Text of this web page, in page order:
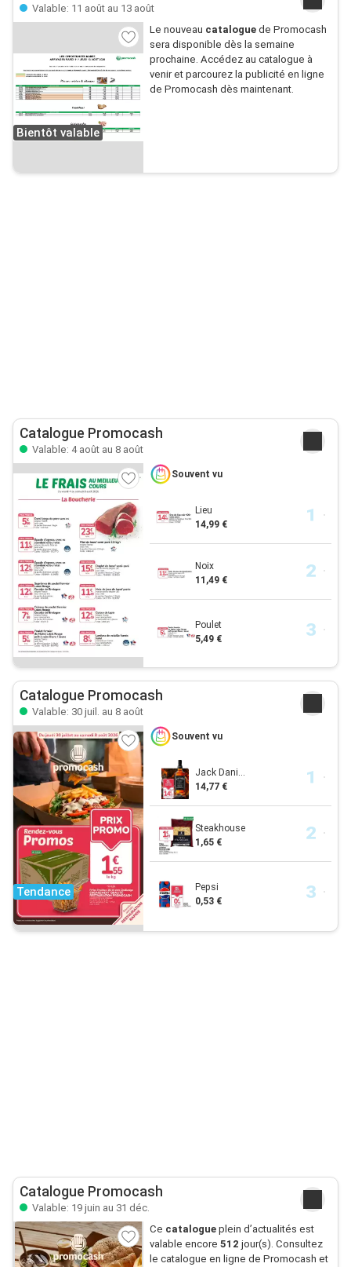
Valable: 11 août au 13 août
Bientôt valable
Le nouveau cataloguede Promocash
sera disponible dès la semaine
prochaine. Accédez au catalogue à
venir et parcourez la publicité en ligne
de Promocash dès maintenant.
Catalogue Promocash
Valable: 4 août au 8 août
Souvent vu
Lieu
14,99 €
Noix
11,49 €
Poulet
5,49 €
Catalogue Promocash
Valable: 30 juil. au 8 août
Tendance
Souvent vu
Jack Dani...
14,77 €
Steakhouse
1,65 €
Pepsi
0,53 €
Catalogue Promocash
Valable: 19 juin au 31 déc.
Ce catalogueplein d’actualités est
valable encore 512 jour(s). Consultez
le catalogue en ligne de Promocash et